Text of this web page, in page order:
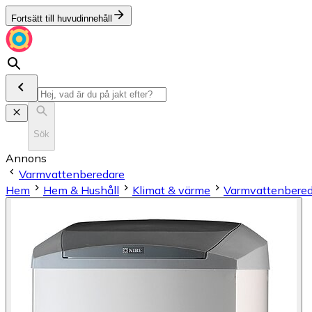
Fortsätt till huvudinnehåll
Sök
Annons
Varmvattenberedare
Hem
Hem & Hushåll Klimat & värme